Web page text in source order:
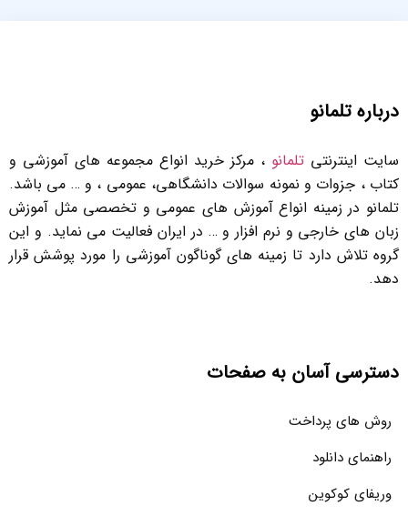
درباره تلمانو
سایت اینترنتی تلمانو ، مرکز خرید انواع مجموعه های آموزشی و
کتاب ، جزوات و نمونه سوالات دانشگاهی، عمومی ، و … می باشد.
تلمانو در زمینه انواع آموزش های عمومی و تخصصی مثل آموزش
زبان های خارجی و نرم افزار و … در ایران فعالیت می نماید. و این
گروه تلاش دارد تا زمینه های گوناگون آموزشی را مورد پوشش قرار
دهد.
دسترسی آسان به صفحات
روش های پرداخت
راهنمای دانلود
وریفای کوکوین